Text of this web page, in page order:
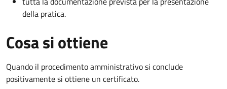
della pratica.
Cosa si ottiene
Quando il procedimento amministrativo si conclude
positivamente si ottiene un certificato.